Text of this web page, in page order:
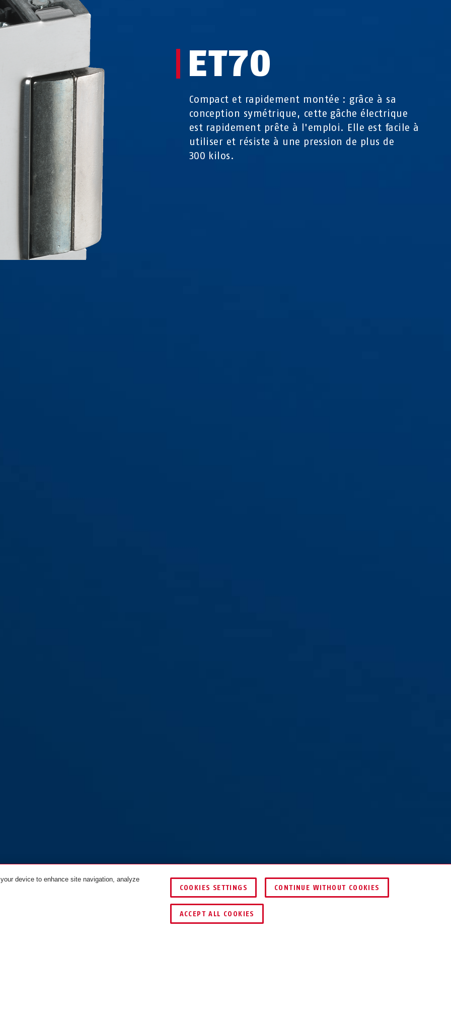
ET70
Compact et rapidement montée : grâce à sa
conception symétrique, cette gâche électrique
est rapidement prête à l'emploi. Elle est facile à
utiliser et résiste à une pression de plus de
300 kilos.
COMPARER
device to enhance site navigation, analyze
COOKIES SETTINGS CONTINUE WITHOUT COOKIES
ACCEPT ALL COOKIES